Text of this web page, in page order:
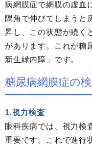
病網膜症で網膜の虚血
隅角で伸びてしまうと
昇し、この状態が続く
があります。これが糖
新生緑内障」です。
糖尿病網膜症の
1.視力検査
眼科疾病では、視力検
重要です。これで進行